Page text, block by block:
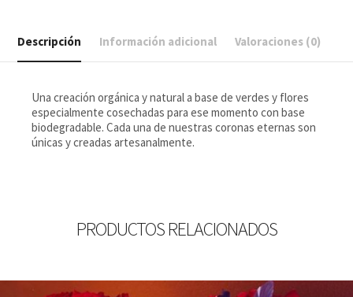
Descripción Información adicional Valoraciones (0)
Una creación orgánica y natural a base de verdes y flores
especialmente cosechadas para ese momento con base
biodegradable. Cada una de nuestras coronas eternas son
únicas y creadas artesanalmente.
PRODUCTOS RELACIONADOS